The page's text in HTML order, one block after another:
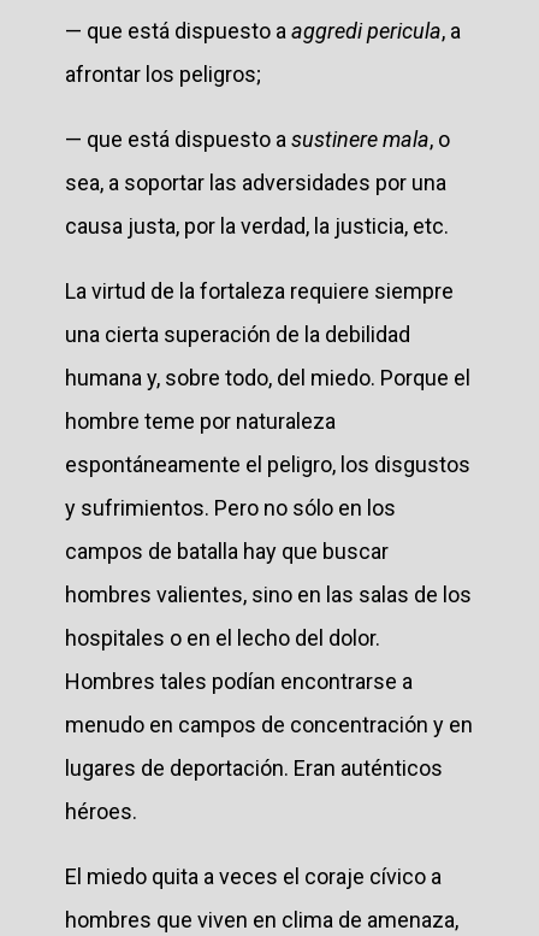
— que está dispuesto a aggredi pericula, a
afrontar los peligros;
— que está dispuesto a sustinere mala, o
sea, a soportar las adversidades por una
causa justa, por la verdad, la justicia, etc.
La virtud de la fortaleza requiere siempre
una cierta superación de la debilidad
humana y, sobre todo, del miedo. Porque el
hombre teme por naturaleza
espontáneamente el peligro, los disgustos
y sufrimientos. Pero no sólo en los
campos de batalla hay que buscar
hombres valientes, sino en las salas de los
hospitales o en el lecho del dolor.
Hombres tales podían encontrarse a
menudo en campos de concentración y en
lugares de deportación. Eran auténticos
héroes.
El miedo quita a veces el coraje cívico a
hombres que viven en clima de amenaza,